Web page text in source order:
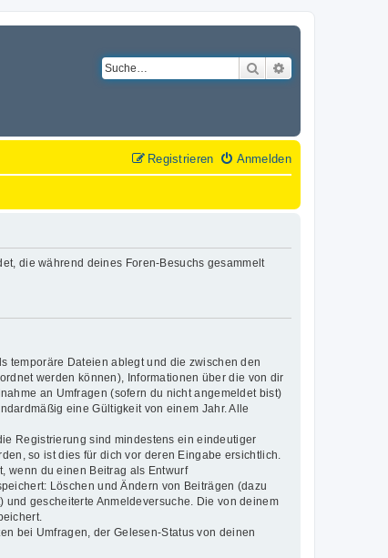
Suche
Anmelden
Registrieren
die während deines Foren-Besuchs gesammelt
temporäre Dateien ablegt und die zwischen den
werden können), Informationen über die von dir
an Umfragen (sofern du nicht angemeldet bist)
eine Gültigkeit von einem Jahr. Alle
Registrierung sind mindestens ein eindeutiger
so ist dies für dich vor deren Eingabe ersichtlich.
wenn du einen Beitrag als Entwurf
Löschen und Ändern von Beiträgen (dazu
gescheiterte Anmeldeversuche. Die von deinem
bei Umfragen, der Gelesen-Status von deinen